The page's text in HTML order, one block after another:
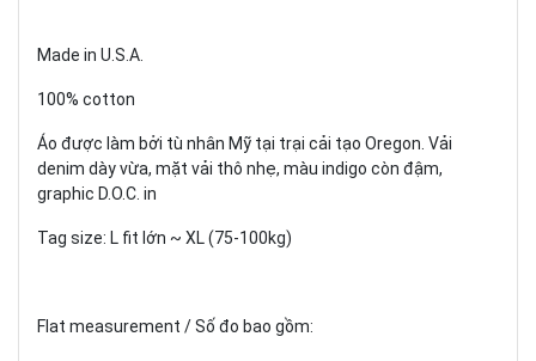
Made in U.S.A.
100% cotton
Áo được làm bởi tù nhân Mỹ tại trại cải tạo Oregon. Vải
denim dày vừa, mặt vải thô nhẹ, màu indigo còn đậm,
graphic D.O.C. in
Tag size: L fit lớn ~ XL (75-100kg)
Flat measurement / Số đo bao gồm: